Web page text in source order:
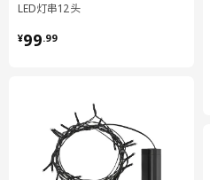
LED灯串12头
¥99.99
¥ 99.99